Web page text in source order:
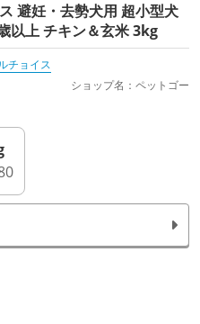
避妊・去勢犬用 超小型犬
以上 チキン＆玄米 3kg
チョイス
ショップ名：ペットゴー